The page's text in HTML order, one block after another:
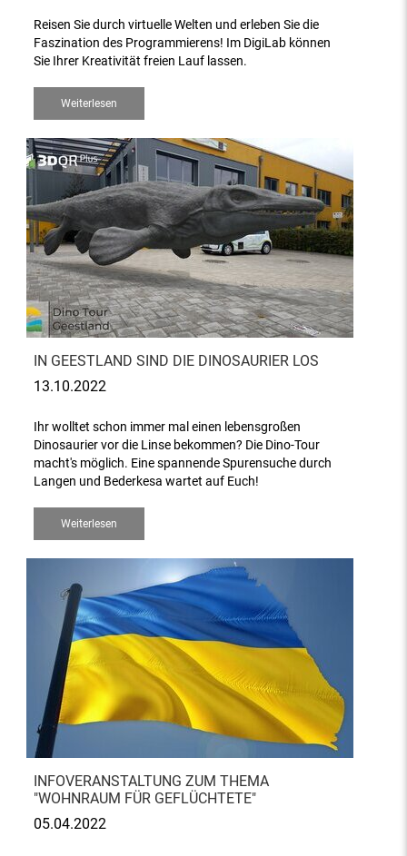
Reisen Sie durch virtuelle Welten und erleben Sie die
Faszination des Programmierens! Im DigiLab können
Sie Ihrer Kreativität freien Lauf lassen.
Weiterlesen
IN GEESTLAND SIND DIE DINOSAURIER LOS
13.10.2022
Ihr wolltet schon immer mal einen lebensgroßen
Dinosaurier vor die Linse bekommen? Die Dino-Tour
macht's möglich. Eine spannende Spurensuche durch
Langen und Bederkesa wartet auf Euch!
Weiterlesen
INFOVERANSTALTUNG ZUM THEMA
"WOHNRAUM FÜR GEFLÜCHTETE"
05.04.2022